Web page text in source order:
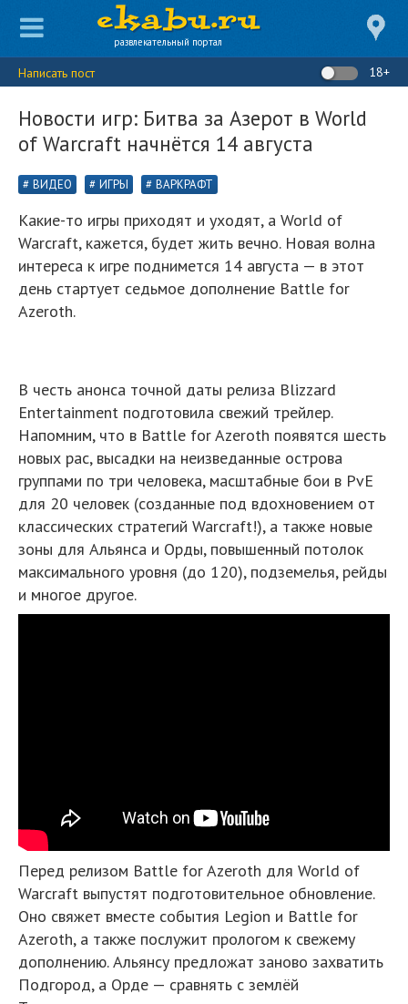
развлекательный портал
Написать пост 18+
Новости игр: Битва за Азерот в World
of Warcraft начнётся 14 августа
ВИДЕО ИГРЫ ВАРКРАФТ
Какие-то игры приходят и уходят, а World of
Warcraft, кажется, будет жить вечно. Новая волна
интереса к игре поднимется 14 августа — в этот
день стартует седьмое дополнение Battle for
Azeroth.
В честь анонса точной даты релиза Blizzard
Entertainment подготовила свежий трейлер.
Напомним, что в Battle for Azeroth появятся шесть
новых рас, высадки на неизведанные острова
группами по три человека, масштабные бои в PvE
для 20 человек (созданные под вдохновением от
классических стратегий Warcraft!), а также новые
зоны для Альянса и Орды, повышенный потолок
максимального уровня (до 120), подземелья, рейды
и многое другое.
Перед релизом Battle for Azeroth для World of
Warcraft выпустят подготовительное обновление.
Оно свяжет вместе события Legion и Battle for
Azeroth, а также послужит прологом к свежему
дополнению. Альянсу предложат заново захватить
Подгород, а Орде — сравнять с землёй